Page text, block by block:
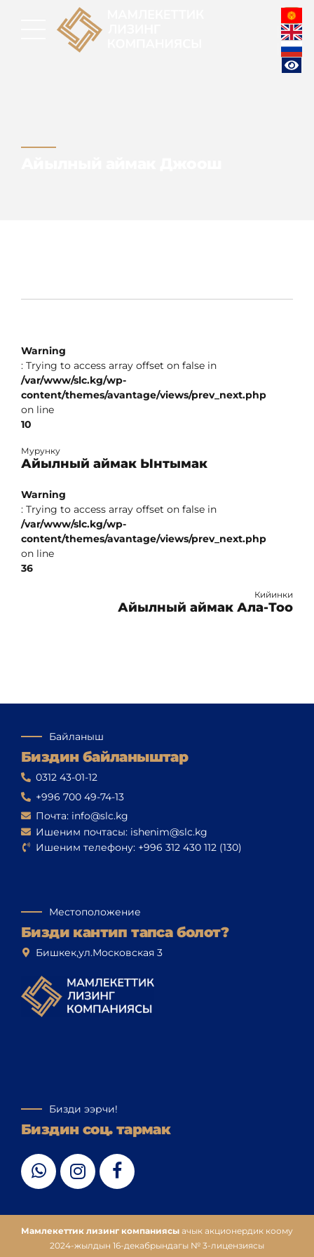
Warning
: Trying to access array offset on false in
/var/www/slc.kg/wp-
content/themes/avantage/views/prev_next.php
on line
10
Мурунку
Айылный аймак Ынтымак
Warning
: Trying to access array offset on false in
/var/www/slc.kg/wp-
content/themes/avantage/views/prev_next.php
on line
36
Кийинки
Айылный аймак Ала-Тоо
Байланыш
Биздин байланыштар
0312 43-01-12
+996 700 49-74-13
Почта: info@slc.kg
Ишеним почтасы: ishenim@slc.kg
Ишеним телефону: +996 312 430 112 (130)
Местоположение
Бизди кантип тапса болот?
Бишкек,ул.Московская 3
Бизди ээрчи!
Биздин соц. тармак
Мамлекеттик лизинг компаниясы ачык акционердик коому
2024-жылдын 16-декабрындагы № 3-лицензиясы